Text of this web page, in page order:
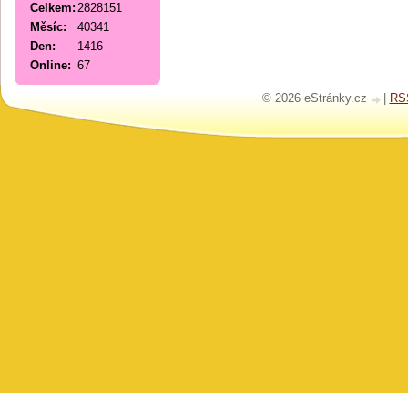
Online: 67
Celkem: 2828151
Měsíc:
40341
Den:
1416
© 2026 eStránky.cz